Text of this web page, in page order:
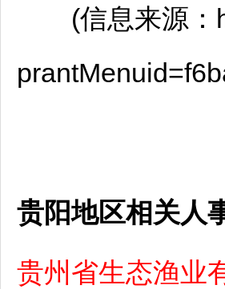
(信息来源：
贵阳地区相关人
贵州省生态渔业